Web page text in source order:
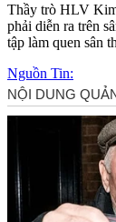
Thầy trò HLV
phải diễn ra trên
tập làm quen sân
Nguồn Tin: